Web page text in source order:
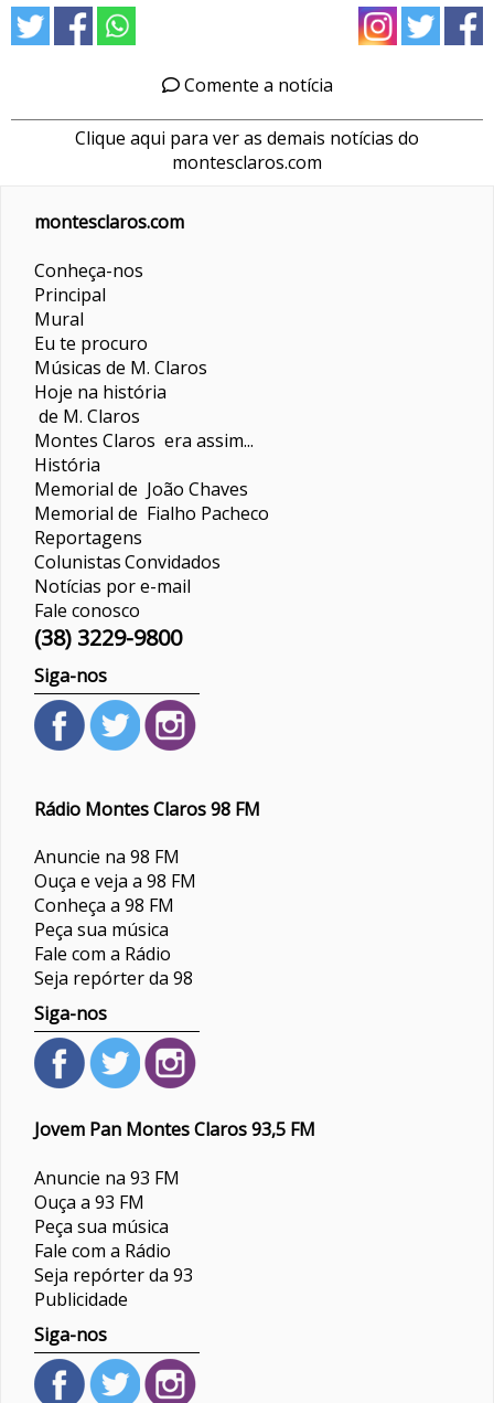
Comente a notícia
Clique aqui para ver as demais notícias do
montesclaros.com
montesclaros.com
Conheça-nos
Principal
Mural
Eu te procuro
Músicas de M. Claros
Hoje na história
de M. Claros
Montes Claros era assim...
História
Memorial de João Chaves
Memorial de Fialho Pacheco
Reportagens
ColunistasConvidados
Notícias por e-mail
Fale conosco
(38) 3229-9800
Siga-nos
Rádio Montes Claros 98 FM
Anuncie na 98 FM
Ouça e veja a 98 FM
Conheça a 98 FM
Peça sua música
Fale com a Rádio
Seja repórter da 98
Siga-nos
Jovem Pan Montes Claros 93,5 FM
Anuncie na 93 FM
Ouça a 93 FM
Peça sua música
Fale com a Rádio
Seja repórter da 93
Publicidade
Siga-nos